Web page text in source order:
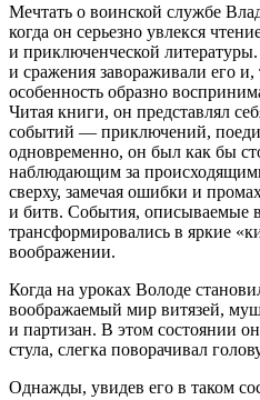
Мечтать о воинской службе
когда он серьезно увлекся
и приключенческой
и сражения завораживали его и,
особенность образно
Читая книги, он представлял
событий — приключений,
одновременно, он был как бы
наблюдающим за
сверху, замечая ошибки и
и битв. События, описываемые
трансформировались в яркие
воображении.
Когда на уроках Володе
воображаемый мир витязей,
и партизан. В этом состоянии
стула, слегка поворачивал
Однажды, увидев его в таком